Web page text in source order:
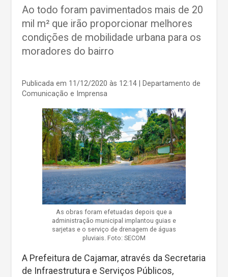
Ao todo foram pavimentados mais de 20
mil m² que irão proporcionar melhores
condições de mobilidade urbana para os
moradores do bairro
Publicada em 11/12/2020 às 12:14
| Departamento de
Comunicação e Imprensa
As obras foram efetuadas depois que a
administração municipal implantou guias e
sarjetas e o serviço de drenagem de águas
pluviais. Foto: SECOM
A Prefeitura de Cajamar, através da Secretaria
de Infraestrutura e Serviços Públicos,